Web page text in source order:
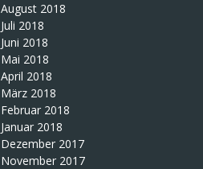
August 2018
Juli 2018
Juni 2018
Mai 2018
April 2018
März 2018
Februar 2018
Januar 2018
Dezember 2017
November 2017